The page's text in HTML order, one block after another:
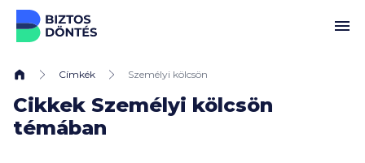
Ugrás a tartalomhoz
Címkék Személyi kölcsön
Cikkek Személyi kölcsön
témában